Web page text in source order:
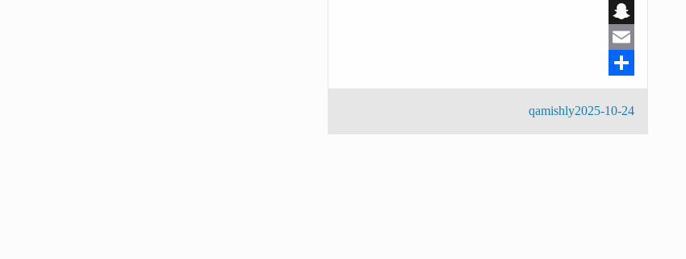
Viber
Snapchat
Email
Share
نُشر
2025-10-24
qamishly